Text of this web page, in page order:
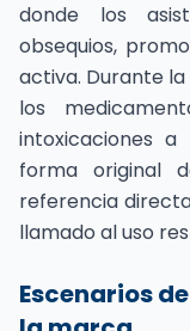
donde los
obsequios,
activa. Durante
los
intoxicaciones
forma original
referencia
llamado al uso
Escenarios